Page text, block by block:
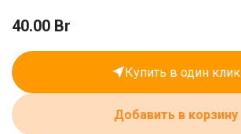
40.00 Br
Купить в один клик
Добавить в корзину